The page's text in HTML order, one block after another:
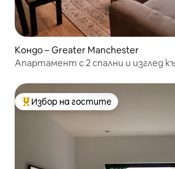
Кондо – Greater Manchester
Апартамент с 2 спални и изглед
Най-популярен избор на гостите
Избор на гостите